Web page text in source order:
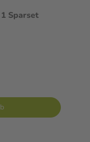
Sparset